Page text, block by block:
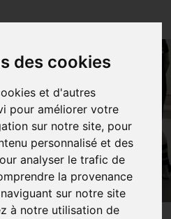
des cookies
et d'autres
pour améliorer votre
sur notre site, pour
personnalisé et des
analyser le trafic de
la provenance
sur notre site
à notre utilisation de
RENARD